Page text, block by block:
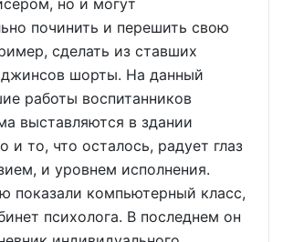
но и могут
починить и перешить свою
сделать из ставших
шорты. На данный
работы воспитанников
выставляются в здании
и то, что осталось, радует глаз
и уровнем исполнения.
показали компьютерный класс,
психолога. В последнем он